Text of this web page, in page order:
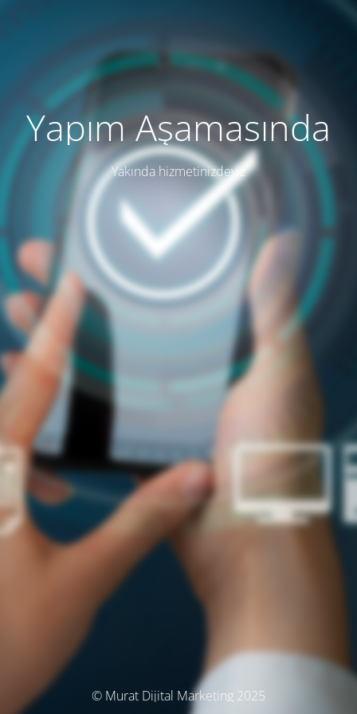
Yapım Aşamasında
Yakında hizmetinizdeyiz
© Murat Dijital Marketing 2025